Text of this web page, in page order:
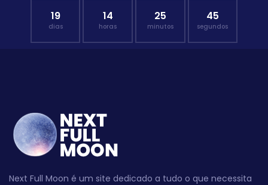
19
dias
14
horas
25
minutos
44
segundos
Next Full Moon é um site dedicado a tudo o que necessita